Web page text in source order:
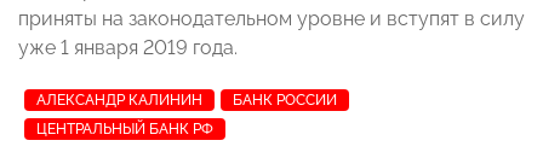
приняты на законодательном уровне и вступят в силу
уже 1 января 2019 года.
АЛЕКСАНДР КАЛИНИН
БАНК РОССИИ
ЦЕНТРАЛЬНЫЙ БАНК РФ